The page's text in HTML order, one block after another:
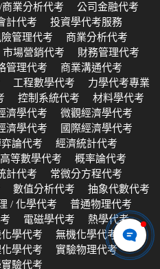
業分析代考
公司金融代考
計代考
投資學代考服務
險管理代考
商業分析代考
市場營銷代考
財務管理代考
管理代考
商業溝通代考
工程數學代考
力學代考專業
控制系統代考
材料學代考
濟學代考
微觀經濟學代考
濟學代考
國際經濟學代考
論代考
經濟統計代考
高等數學代考
概率論代考
計代考
常微分方程代考
數值分析代考
抽象代數代考
/ 化學代考
普通物理代考
電磁學代考
熱學代考
學代考
無機化學代考
學代考
實驗物理代考
驗代考